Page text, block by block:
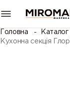
Головна Каталог
Кухонна секція